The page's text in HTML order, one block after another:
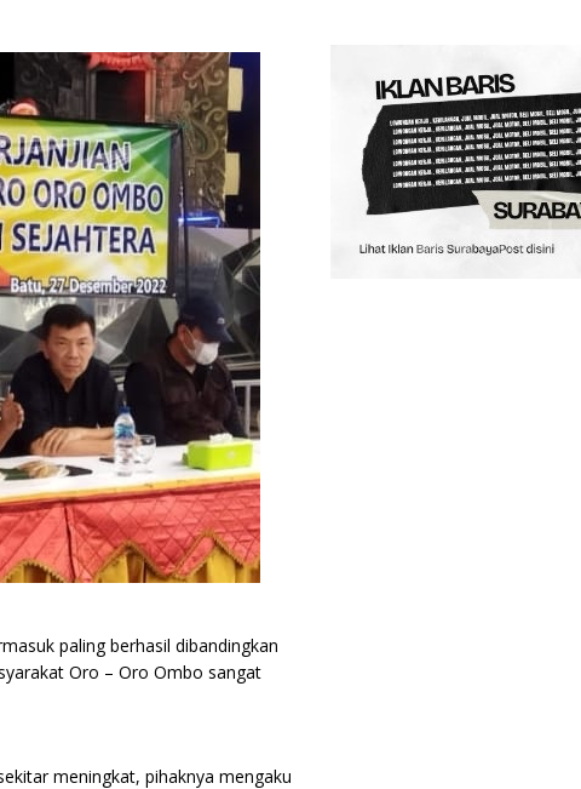
paling berhasil dibandingkan
Oro – Oro Ombo sangat
meningkat, pihaknya mengaku